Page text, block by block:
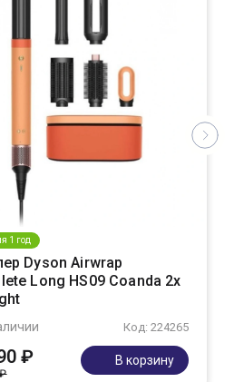
1 год
Dyson Airwrap
Long HS09 Coanda 2x
Код: 224265
₽ В корзину